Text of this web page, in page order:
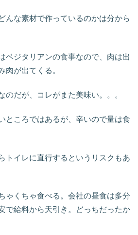
んな素材で作っているのかは分から
ベジタリアンの食事なので、肉は出
肉が出てくる。
のだが、コレがまた美味い。。。
ところではあるが、辛いので量は食
トイレに直行するというリスクもあ
ゃくちゃ食べる。会社の昼食は多分
で給料から天引き。どっちだったか